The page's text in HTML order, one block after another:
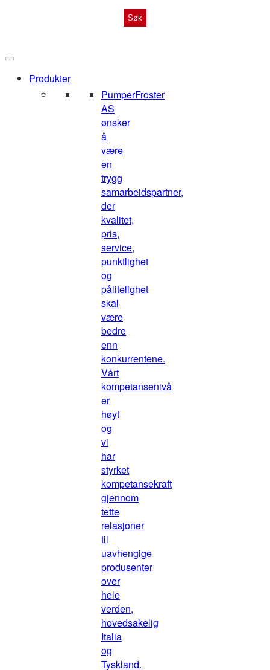
Produkter
PumperFroster
AS
ønsker
å
være
en
trygg
samarbeidspartner,
der
kvalitet,
pris,
service,
punktlighet
og
pålitelighet
skal
være
bedre
enn
konkurrentene.
Vårt
kompetansenivå
er
høyt
og
vi
har
styrket
kompetansekraft
gjennom
tette
relasjoner
til
uavhengige
produsenter
over
hele
verden,
hovedsakelig
Italia
og
Tyskland.